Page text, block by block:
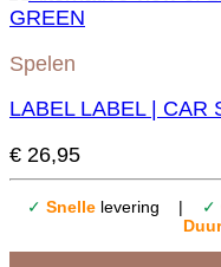
Spelen
LABEL LABEL | CAR
€ 26,95
✓ Snellelevering | ✓